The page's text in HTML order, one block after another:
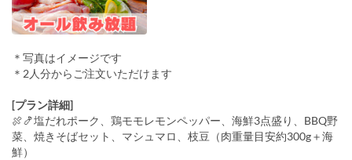
＊写真はイメージです
＊2人分からご注文いただけます
[プラン詳細]
🍖🍤塩だれポーク、鶏モモレモンペッパー、海鮮3点盛り、BBQ野
菜、焼きそばセット、マシュマロ、枝豆（肉重量目安約300g＋海
鮮）